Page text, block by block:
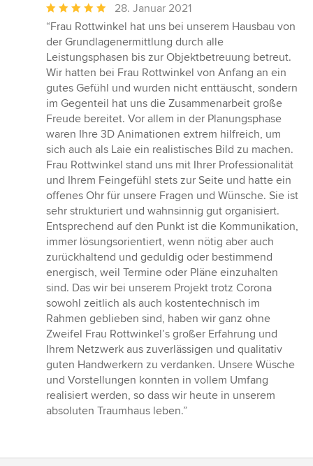
Durchschnittliche
Bewertung:
5
von
5
Sternen
28. Januar 2021
“Frau Rottwinkel hat uns bei unserem Hausbau von
der Grundlagenermittlung durch alle
Leistungsphasen bis zur Objektbetreuung betreut.
Wir hatten bei Frau Rottwinkel von Anfang an ein
gutes Gefühl und wurden nicht enttäuscht, sondern
im Gegenteil hat uns die Zusammenarbeit große
Freude bereitet. Vor allem in der Planungsphase
waren Ihre 3D Animationen extrem hilfreich, um
sich auch als Laie ein realistisches Bild zu machen.
Frau Rottwinkel stand uns mit Ihrer Professionalität
und Ihrem Feingefühl stets zur Seite und hatte ein
offenes Ohr für unsere Fragen und Wünsche. Sie ist
sehr strukturiert und wahnsinnig gut organisiert.
Entsprechend auf den Punkt ist die Kommunikation,
immer lösungsorientiert, wenn nötig aber auch
zurückhaltend und geduldig oder bestimmend
energisch, weil Termine oder Pläne einzuhalten
sind. Das wir bei unserem Projekt trotz Corona
sowohl zeitlich als auch kostentechnisch im
Rahmen geblieben sind, haben wir ganz ohne
Zweifel Frau Rottwinkel’s großer Erfahrung und
Ihrem Netzwerk aus zuverlässigen und qualitativ
guten Handwerkern zu verdanken. Unsere Wüsche
und Vorstellungen konnten in vollem Umfang
realisiert werden, so dass wir heute in unserem
absoluten Traumhaus leben.”